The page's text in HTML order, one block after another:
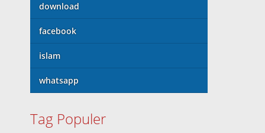
download
facebook
islam
whatsapp
Tag Populer